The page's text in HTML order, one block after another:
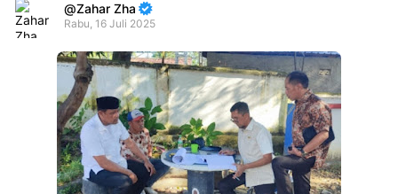
Zahar Zha
Rabu, 16 Juli 2025
Premium
Raushan
Design
Templates